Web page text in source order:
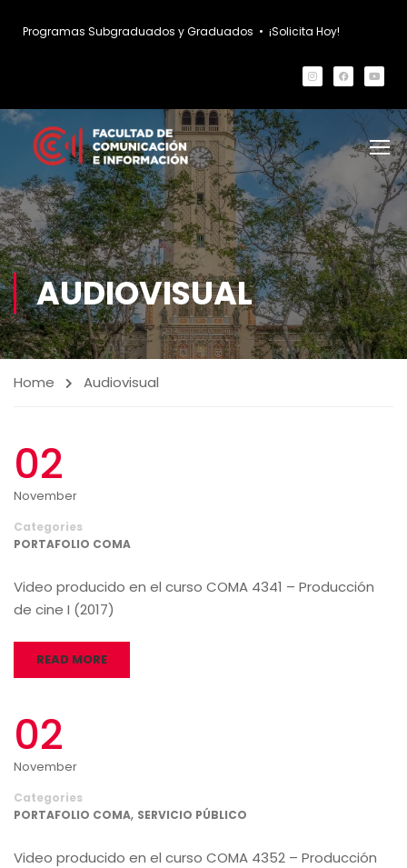
Programas Subgraduados y Graduados • ¡Solicita Hoy!
AUDIOVISUAL
Home Audiovisual
02
November
Categories
PORTAFOLIO COMA
Video producido en el curso COMA 4341 – Producción
de cine I (2017)
READ MORE
02
November
Categories
PORTAFOLIO COMA, SERVICIO PÚBLICO
Video producido en el curso COMA 4352 – Producción